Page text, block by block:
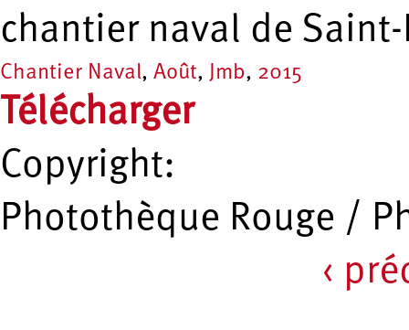
chantier naval de
Chantier Naval, Août, Jmb, 2015
Télécharger
Copyright:
Photothèque Rouge /
‹